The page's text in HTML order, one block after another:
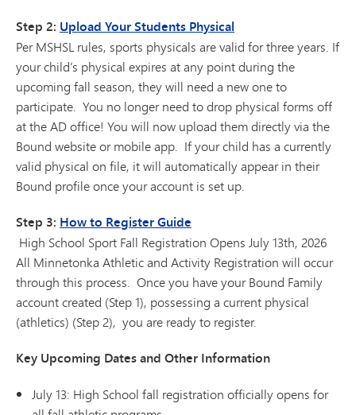
Step 2: Upload Your Students Physical
Per MSHSL rules, sports physicals are valid for three years. If
your child’s physical expires at any point during the
upcoming fall season, they will need a new one to
participate. You no longer need to drop physical forms off
at the AD office! You will now upload them directly via the
Bound website or mobile app. If your child has a currently
valid physical on file, it will automatically appear in their
Bound profile once your account is set up.
Step 3: How to Register Guide
High School Sport Fall Registration Opens July 13th, 2026
All Minnetonka Athletic and Activity Registration will occur
through this process. Once you have your Bound Family
account created (Step 1), possessing a current physical
(athletics) (Step 2), you are ready to register.
Key Upcoming Dates and Other Information
July 13: High School fall registration officially opens for